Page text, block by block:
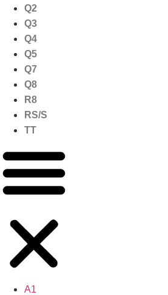
Q2
Q3
Q4
Q5
Q7
Q8
R8
RS/S
TT
A1